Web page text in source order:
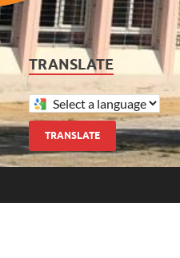
TRANSLATE
TRANSLATE